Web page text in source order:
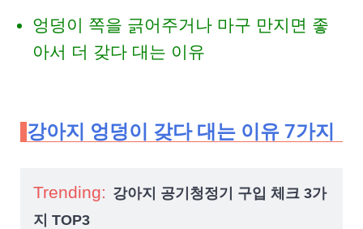
엉덩이 쪽을 긁어주거나 마구 만지면 좋
아서 더 갖다 대는 이유
강아지 엉덩이 갖다 대는 이유 7가지
Trending: 강아지 공기청정기 구입 체크 3가
지 TOP3